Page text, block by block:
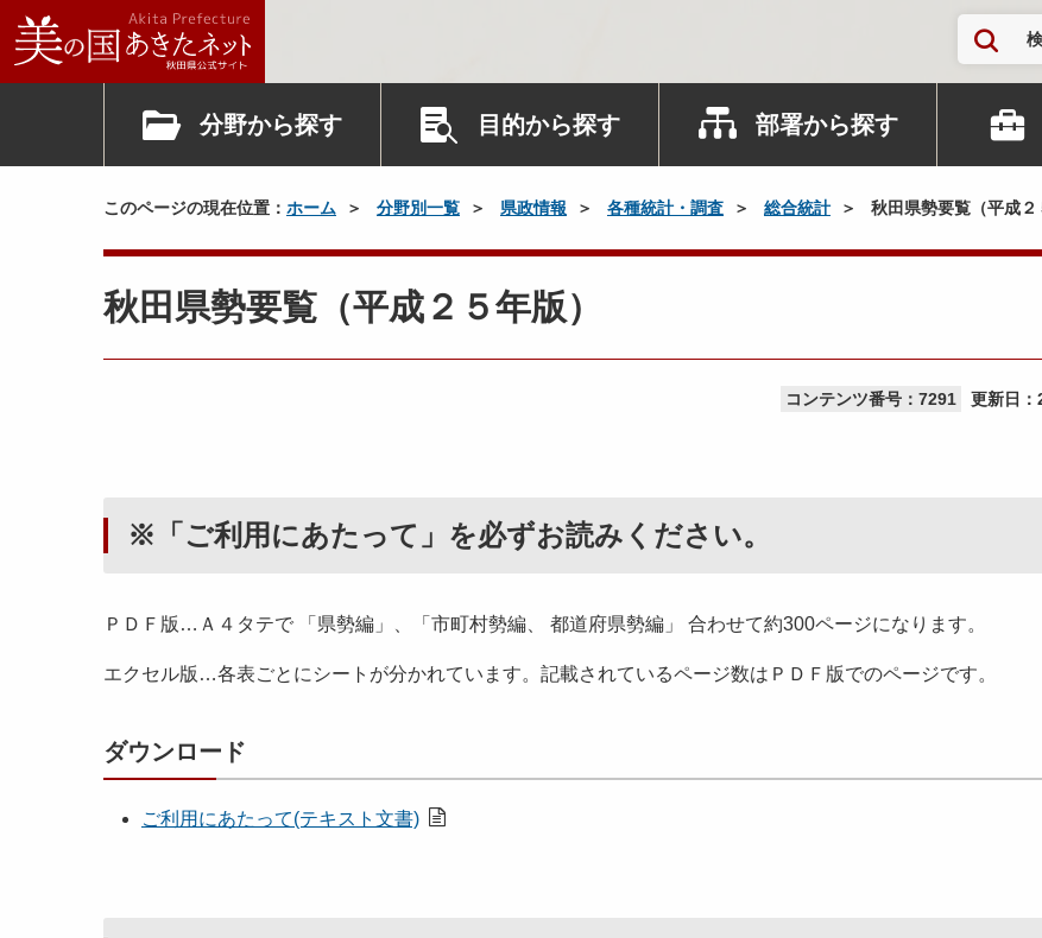
分野から探す 目的から探す 部署から探す
このページの現在位置： ホーム 分野別一覧 県政情報 各種統計・調査 総合統計 秋田県勢要覧（平成２
秋田県勢要覧（平成２５年版）
コンテンツ番号：7291 更新日：
※「ご利用にあたって」を必ずお読みください。
ＰＤＦ版…Ａ４タテで 「県勢編」、「市町村勢編、 都道府県勢編」 合わせて約300ページになります。
エクセル版…各表ごとにシートが分かれています。記載されているページ数はＰＤＦ版でのページです。
ダウンロード
ご利用にあたって(テキスト文書)